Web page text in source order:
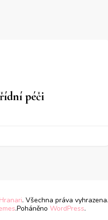
péči
Hranari. Všechna práva vyhrazena.
.Poháněno WordPress.